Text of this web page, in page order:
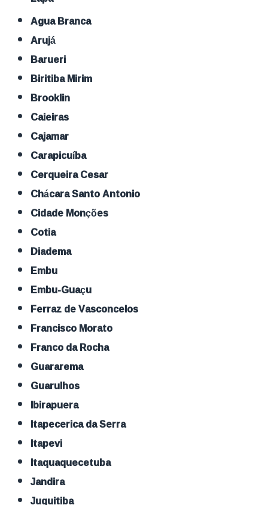
Agua Branca
Arujá
Barueri
Biritiba Mirim
Brooklin
Caieiras
Cajamar
Carapicuíba
Cerqueira Cesar
Chácara Santo Antonio
Cidade Monções
Cotia
Diadema
Embu
Embu-Guaçu
Ferraz de Vasconcelos
Francisco Morato
Franco da Rocha
Guararema
Guarulhos
Ibirapuera
Itapecerica da Serra
Itapevi
Itaquaquecetuba
Jandira
Juquitiba